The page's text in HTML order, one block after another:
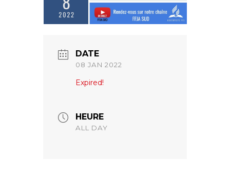
DATE
08 JAN 2022
Expired!
HEURE
ALL DAY